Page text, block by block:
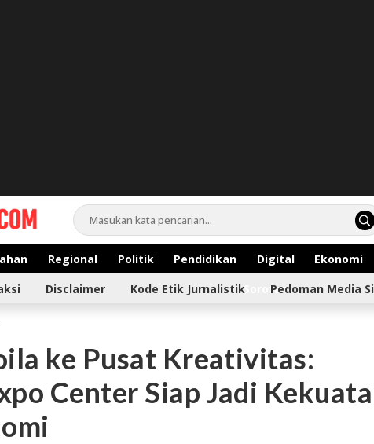
Regional Politik Pendidikan Digital Ekonomi
Sorotan
Disclaimer Kode Etik Jurnalistik Pedoman Media
ke Pusat Kreativitas:
Center Siap Jadi